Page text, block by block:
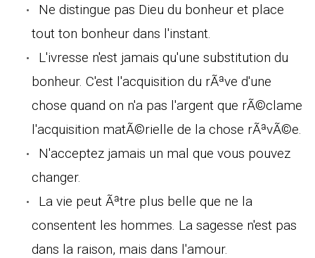
Ne distingue pas Dieu du bonheur et place
tout ton bonheur dans l'instant.
L'ivresse n'est jamais qu'une substitution du
bonheur. C'est l'acquisition du rÃªve d'une
chose quand on n'a pas l'argent que rÃ©clame
l'acquisition matÃ©rielle de la chose rÃªvÃ©e.
N'acceptez jamais un mal que vous pouvez
changer.
La vie peut Ãªtre plus belle que ne la
consentent les hommes. La sagesse n'est pas
dans la raison, mais dans l'amour.